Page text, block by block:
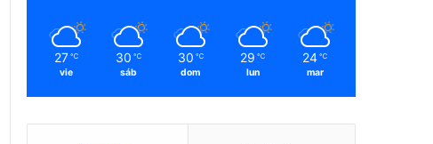
27 ℃
vie
30 ℃
sáb
30 ℃
dom
29 ℃
lun
24 ℃
mar